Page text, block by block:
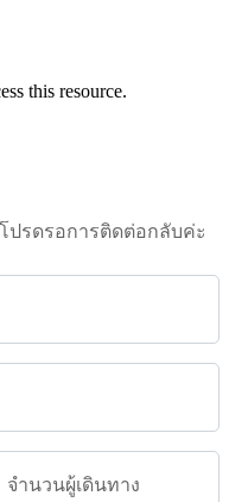
รดรอการติดต่อกลับค่ะ
จำนวนผู้เดินทาง